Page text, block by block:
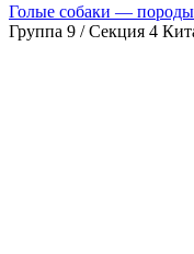
Голые собаки —
Группа 9 / Секция 4